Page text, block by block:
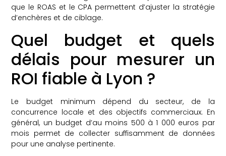
que le ROAS et le CPA permettent d’ajuster la stratégie
d’enchères et de ciblage.
Quel budget et quels
délais pour mesurer un
ROI fiable à Lyon ?
Le budget minimum dépend du secteur, de la
concurrence locale et des objectifs commerciaux. En
général, un budget d’au moins 500 à 1 000 euros par
mois permet de collecter suffisamment de données
pour une analyse pertinente.